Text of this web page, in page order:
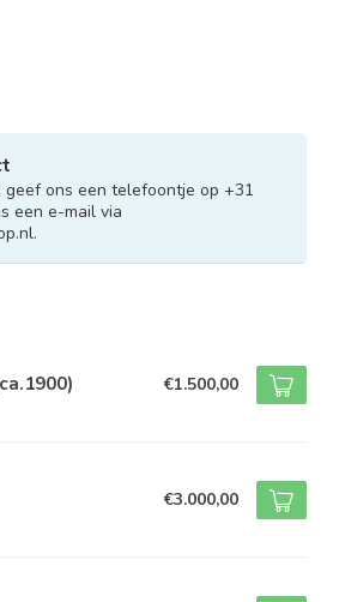
ons een telefoontje op +31
een e-mail via
.
€1.500,00
€3.000,00